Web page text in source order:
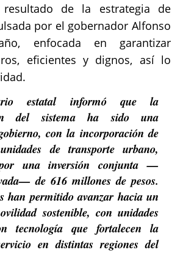
resultado de la estrategia de
por el gobernador Alfonso
enfocada en garantizar
eficientes y dignos, así lo
estatal informó que la
del sistema ha sido una
con la incorporación de
de transporte urbano,
por una inversión conjunta —
de 616 millones de pesos.
han permitido avanzar hacia un
sostenible, con unidades
tecnología que fortalecen la
en distintas regiones del